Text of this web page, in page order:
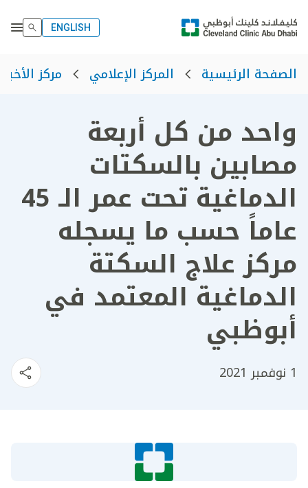
ENGLISH
الصفحة الرئيسية المركز الإعلامي مركز الأخبار
واحد من كل أربعة
مصابين بالسكتات
الدماغية تحت عمر الـ 45
عاماً حسب ما يسجله
مركز علاج السكتة
الدماغية المعتمد في
أبوظبي
1 نوفمبر 2021